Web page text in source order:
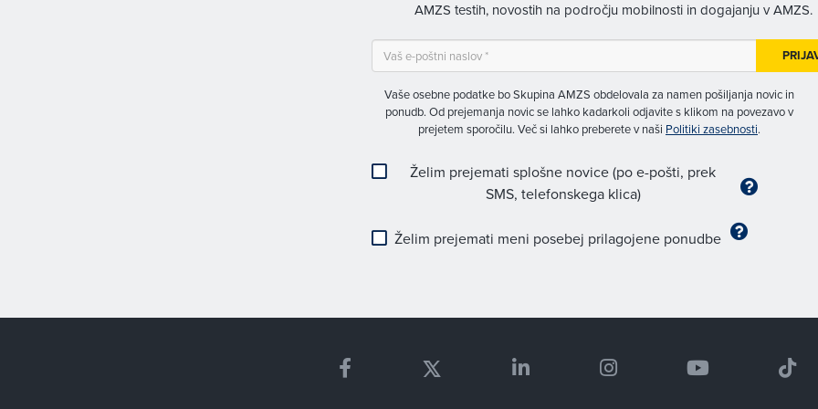
AMZS testih, novostih na področju mobilnosti in dogajanju v AMZS.
Vaše osebne podatke bo Skupina AMZS obdelovala za namen pošiljanja novic in
ponudb. Od prejemanja novic se lahko kadarkoli odjavite s klikom na povezavo v
prejetem sporočilu. Več si lahko preberete v naši Politiki zasebnosti.
Želim prejemati splošne novice (po e-pošti, prek
SMS, telefonskega klica)
Želim prejemati meni posebej prilagojene ponudbe